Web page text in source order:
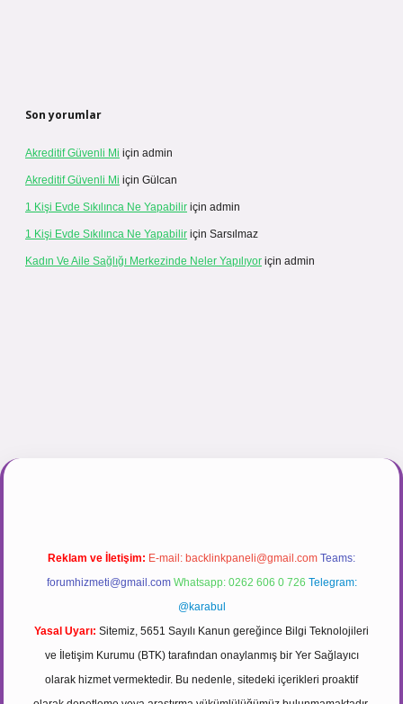
Son yorumlar
Akreditif Güvenli Mi için admin
Akreditif Güvenli Mi için Gülcan
1 Kişi Evde Sıkılınca Ne Yapabilir için admin
1 Kişi Evde Sıkılınca Ne Yapabilir için Sarsılmaz
Kadın Ve Aile Sağlığı Merkezinde Neler Yapılıyor için admin
Reklam ve İletişim: E-mail: backlinkpaneli@gmail.com Teams:
forumhizmeti@gmail.com Whatsapp: 0262 606 0 726 Telegram:
@karabul
Yasal Uyarı: Sitemiz, 5651 Sayılı Kanun gereğince Bilgi Teknolojileri
ve İletişim Kurumu (BTK) tarafından onaylanmış bir Yer Sağlayıcı
olarak hizmet vermektedir. Bu nedenle, sitedeki içerikleri proaktif